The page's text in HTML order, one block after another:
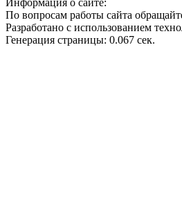
Информация о сайте:
По вопросам работы сайта
Разработано с использованием
Генерация страницы: 0.067 сек.